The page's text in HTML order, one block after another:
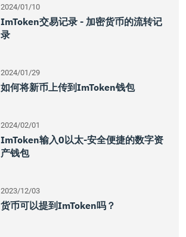
2024/01/10
ImToken交易记录 - 加密货币的流转记
录
2024/01/29
如何将新币上传到imToken钱包
2024/02/01
ImToken输入0以太-安全便捷的数字资
产钱包
2023/12/03
货币可以提到imToken吗？